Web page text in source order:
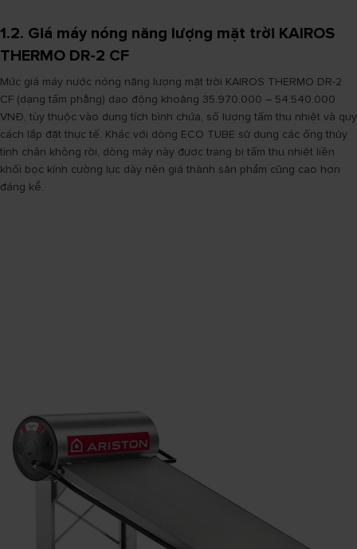
1.2. Giá máy nóng năng lượng mặt trời KAIROS
THERMO DR-2 CF
Mức giá máy nước nóng năng lượng mặt trời KAIROS THERMO DR-2
CF (dạng tấm phẳng) dao động khoảng 35.970.000 – 54.540.000
VNĐ, tùy thuộc vào dung tích bình chứa, số lượng tấm thu nhiệt và quy
cách lắp đặt thực tế. Khác với dòng ECO TUBE sử dụng các ống thủy
tinh chân không rời, dòng máy này được trang bị tấm thu nhiệt liền
khối bọc kính cường lực dày nên giá thành sản phẩm cũng cao hơn
đáng kể.